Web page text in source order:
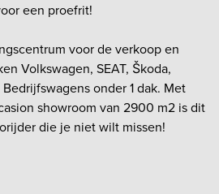
een proefrit!
voor de verkoop en
Volkswagen, SEAT, Škoda,
onder 1 dak. Met
showroom van 2900 m2 is dit
die je niet wilt missen!